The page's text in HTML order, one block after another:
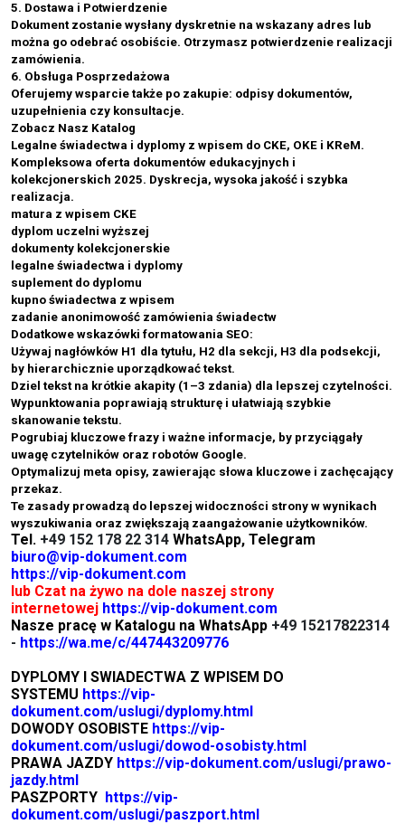
5. Dostawa i Potwierdzenie
Dokument zostanie wysłany dyskretnie na wskazany adres lub
można go odebrać osobiście. Otrzymasz potwierdzenie realizacji
zamówienia.
6. Obsługa Posprzedażowa
Oferujemy wsparcie także po zakupie: odpisy dokumentów,
uzupełnienia czy konsultacje.
Zobacz Nasz Katalog
Legalne świadectwa i dyplomy z wpisem do CKE, OKE i KReM.
Kompleksowa oferta dokumentów edukacyjnych i
kolekcjonerskich 2025. Dyskrecja, wysoka jakość i szybka
realizacja.
matura z wpisem CKE
dyplom uczelni wyższej
dokumenty kolekcjonerskie
legalne świadectwa i dyplomy
suplement do dyplomu
kupno świadectwa z wpisem
zadanie anonimowość zamówienia świadectw
Dodatkowe wskazówki formatowania SEO:
Używaj nagłówków H1 dla tytułu, H2 dla sekcji, H3 dla podsekcji,
by hierarchicznie uporządkować tekst.
Dziel tekst na krótkie akapity (1–3 zdania) dla lepszej czytelności.
Wypunktowania poprawiają strukturę i ułatwiają szybkie
skanowanie tekstu.
Pogrubiaj kluczowe frazy i ważne informacje, by przyciągały
uwagę czytelników oraz robotów Google.
Optymalizuj meta opisy, zawierając słowa kluczowe i zachęcający
przekaz.
Te zasady prowadzą do lepszej widoczności strony w wynikach
wyszukiwania oraz zwiększają zaangażowanie użytkowników.
Tel. +49 152 178 22 314 WhatsApp, Telegram
biuro@vip-dokument.com
https://vip-dokument.com
lub Czat na żywo na dole naszej strony
internetowej https://vip-dokument.com
Nasze pracę w Katalogu na WhatsApp +49 15217822314
- https://wa.me/c/447443209776
DYPLOMY I SWIADECTWA Z WPISEM DO
SYSTEMU https://vip-
dokument.com/uslugi/dyplomy.html
DOWODY OSOBISTE https://vip-
dokument.com/uslugi/dowod-osobisty.html
PRAWA JAZDY https://vip-dokument.com/uslugi/prawo-
jazdy.html
PASZPORTY https://vip-
dokument.com/uslugi/paszport.html